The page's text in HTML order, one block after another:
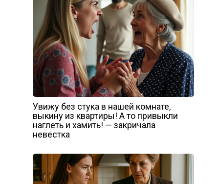
Увижу без стука в нашей комнате,
выкину из квартиры! А то привыкли
наглеть и хамить! — закричала
невестка